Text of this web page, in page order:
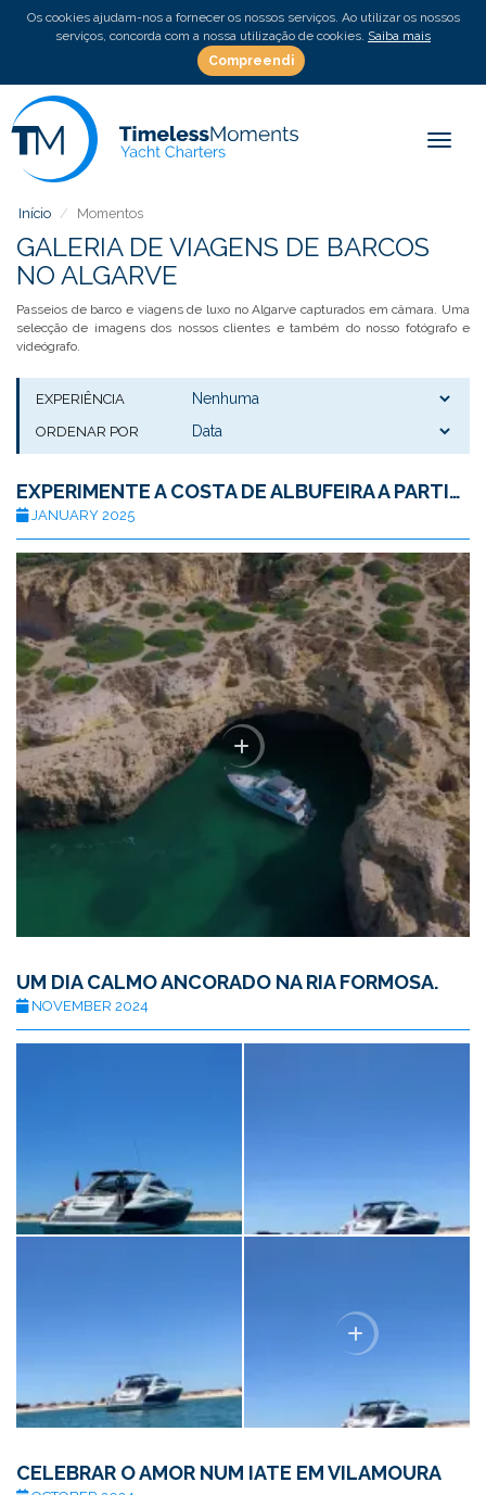
Os cookies ajudam-nos a fornecer os nossos serviços. Ao utilizar os nossos
serviços, concorda com a nossa utilização de cookies. Saiba mais
Compreendi
Início Momentos
GALERIA DE VIAGENS DE BARCOS
NO ALGARVE
Passeios de barco e viagens de luxo no Algarve capturados em câmara. Uma
selecção de imagens dos nossos clientes e também do nosso fotógrafo e
videógrafo.
EXPERIÊNCIA
ORDENAR POR
EXPERIMENTE A COSTA DE ALBUFEIRA A PARTIR DE UM IATE DE LUXO
JANUARY 2025
UM DIA CALMO ANCORADO NA RIA FORMOSA.
NOVEMBER 2024
CELEBRAR O AMOR NUM IATE EM VILAMOURA